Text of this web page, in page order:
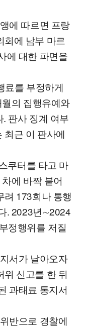
에 따르면 프랑
회에 남부 마르
에 대한 파면을
료를 부정하게
의 집행유예와
판사 징계 여부
최근 이 판사에
쿠터를 타고 마
에 바짝 붙어
려 173회나 통행
. 2023년∼2024
정행위를 저질
서가 날아오자
위 신고를 한 뒤
과태료 통지서
반으로 경찰에